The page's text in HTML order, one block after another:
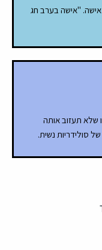
"אישה בערב חג
תעזוב אותה
נשית.